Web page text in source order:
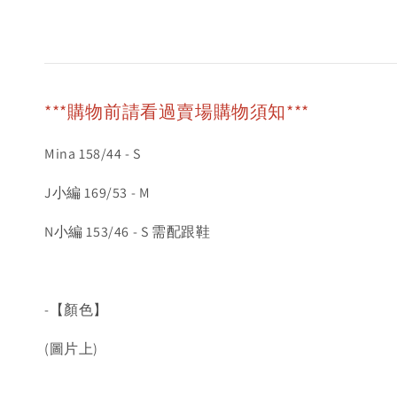
***購物前請看過賣場購物須知***
Mina 158/44 - S
J小編 169/53 - M
N小編 153/46 - S 需配跟鞋
-【顏色】
(圖片上)